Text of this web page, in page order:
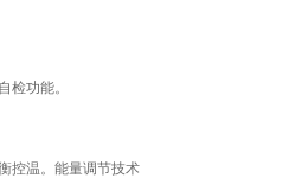
检功能。
控温。能量调节技术